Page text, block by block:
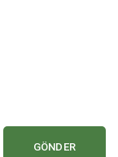
GÖNDER